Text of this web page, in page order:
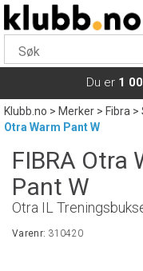
Du er 1
Klubb.no>Merker>Fibra>
Otra Warm Pant W
FIBRA Otra
Pant W
Otra IL
Varenr: 310420